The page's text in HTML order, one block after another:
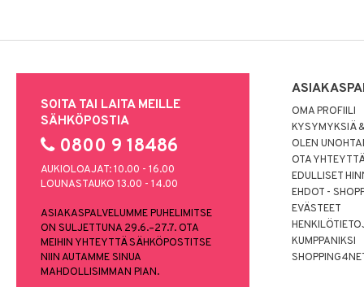
SOITA TAI LAITA MEILLE
SÄHKÖPOSTIA
0800 9 18486
AUKIOLOAJAT: 10.00 - 16.00
LOUNASTAUKO 13.00 - 14.00
ASIAKASPALVELUMME PUHELIMITSE
ON SULJETTUNA 29.6.–27.7. OTA
MEIHIN YHTEYTTÄ SÄHKÖPOSTITSE
NIIN AUTAMME SINUA
MAHDOLLISIMMAN PIAN.
OMA PROFIILI
KYSYMYKSIÄ
OLEN
OTA
EDULLISET
EHDOT -
EVÄSTEET
KUMPPANIKSI